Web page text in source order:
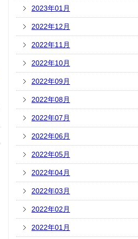
2023年01月
2022年12月
2022年11月
2022年10月
2022年09月
2022年08月
2022年07月
2022年06月
2022年05月
2022年04月
2022年03月
2022年02月
2022年01月